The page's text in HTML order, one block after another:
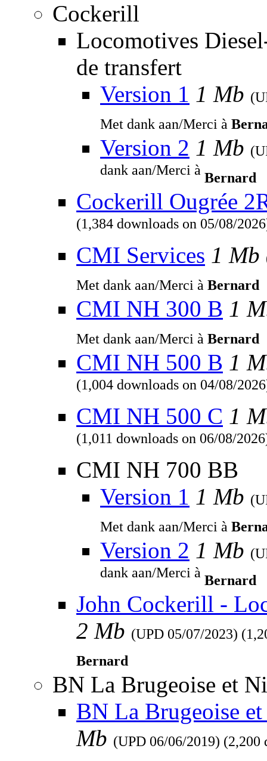
Cockerill
Locomotives
de transfert
Version 1 1 Mb
Met dank aan/Merci à
Version 2 1 Mb
dank aan/Merci à Bernard
Cockerill Ougrée
(1,384 downloads on 05/08/
CMI Services 1 Mb
Met dank aan/Merci à Bernard
CMI NH 300 B 1
Met dank aan/Merci à Bernard
CMI NH 500 B 1
(1,004 downloads on 04/08/
CMI NH 500 C 1
(1,011 downloads on 06/08/
CMI NH 700 BB
Version 1 1 Mb
Met dank aan/Merci à
Version 2 1 Mb
dank aan/Merci à Bernard
John Cockerill -
2 Mb (UPD 05/07/2023)
Bernard
BN La Brugeoise et
BN La Brugeoise
Mb (UPD 06/06/2019) (2,200